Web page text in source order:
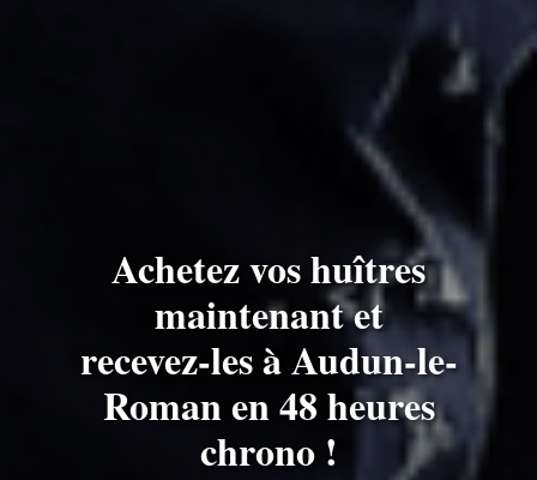
Achetez vos huîtres
maintenant et
recevez-les à Audun-le-
Roman en 48 heures
chrono !